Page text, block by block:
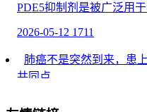
PDE5抑制剂是被广泛用
2026-05-12 1711
肺癌不是突然到来，患
共同点
肺癌不是突然到来，患上